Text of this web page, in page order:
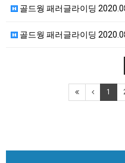
골드웡 패러글라이딩
골드웡 패러글라이딩
1